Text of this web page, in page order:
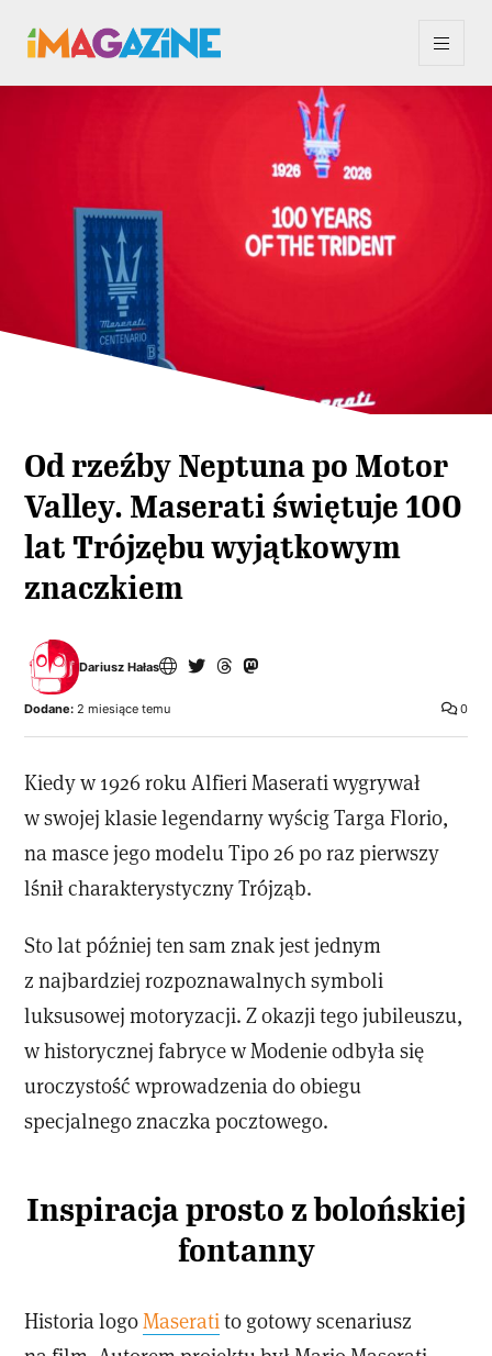
Od rzeźby Neptuna po Motor
Valley. Maserati świętuje 100
lat Trójzębu wyjątkowym
znaczkiem
Dariusz Hałas
0
Dodane: 2 miesiące temu
Kiedy w 1926 roku Alfieri Maserati wygrywał
w swojej klasie legendarny wyścig Targa Florio,
na masce jego modelu Tipo 26 po raz pierwszy
lśnił charakterystyczny Trójząb.
Sto lat później ten sam znak jest jednym
z najbardziej rozpoznawalnych symboli
luksusowej motoryzacji. Z okazji tego jubileuszu,
w historycznej fabryce w Modenie odbyła się
uroczystość wprowadzenia do obiegu
specjalnego znaczka pocztowego.
Inspiracja prosto z bolońskiej
fontanny
Historia logoMaseratito gotowy scenariusz